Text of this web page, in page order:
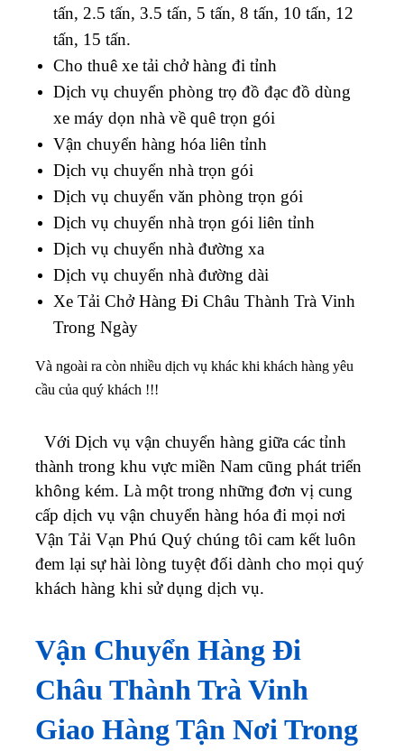
tấn, 2.5 tấn, 3.5 tấn, 5 tấn, 8 tấn, 10 tấn, 12
tấn, 15 tấn.
Cho thuê xe tải chở hàng đi tỉnh
Dịch vụ chuyển phòng trọ đồ đạc đồ dùng
xe máy dọn nhà về quê trọn gói
Vận chuyển hàng hóa liên tỉnh
Dịch vụ chuyển nhà trọn gói
Dịch vụ chuyển văn phòng trọn gói
Dịch vụ chuyển nhà trọn gói liên tỉnh
Dịch vụ chuyển nhà đường xa
Dịch vụ chuyển nhà đường dài
Xe Tải Chở Hàng Đi Châu Thành Trà Vinh
Trong Ngày
Và ngoài ra còn nhiều dịch vụ khác khi khách hàng yêu
cầu của quý khách !!!
Với Dịch vụ vận chuyển hàng giữa các tỉnh
thành trong khu vực miền Nam cũng phát triển
không kém. Là một trong những đơn vị cung
cấp dịch vụ vận chuyển hàng hóa đi mọi nơi
Vận Tải Vạn Phú Quý chúng tôi cam kết luôn
đem lại sự hài lòng tuyệt đối dành cho mọi quý
khách hàng khi sử dụng dịch vụ.
Vận Chuyển Hàng Đi
Châu Thành Trà Vinh
Giao Hàng Tận Nơi Trong